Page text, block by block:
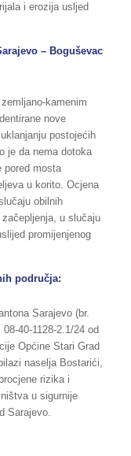
i erozija usljed
– Boguševac
kamenim
nove
postojećih
je da nema dotoka
pored mosta
u korito. Ocjena
obilnih
u slučaju
promijenjenog
područja:
Sarajevo (br.
40-1128-2.1/24 od
Općine Stari Grad
naselja Bostarići,
rizika i
u sigurnije
Sarajevo.